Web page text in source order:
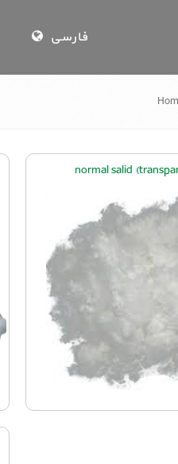
فارسی
normal salid